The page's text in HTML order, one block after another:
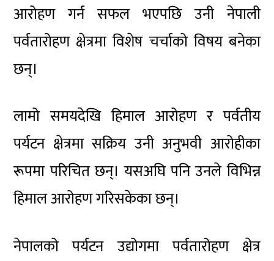
आरोहण गर्न सफल भएपछि उनी नेपाली
पर्वतारोहण क्षेत्रमा विशेष चर्चाको विषय बनेका
छन्।
लामो समयदेखि हिमाल आरोहण र पर्वतीय
पर्यटन क्षेत्रमा सक्रिय उनी अनुभवी आरोहीका
रूपमा परिचित छन्। यसअघि पनि उनले विभिन्न
हिमाल आरोहण गरिसकेका छन्।
नेपालको पर्यटन उद्योगमा पर्वतारोहण क्षेत्र